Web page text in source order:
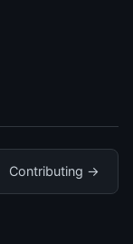
Contributing →